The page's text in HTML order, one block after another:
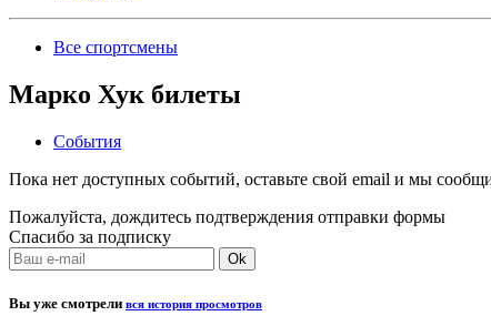
Все спортсмены
Марко Хук билеты
События
Пока нет доступных событий, оставьте свой email и мы
Пожалуйста, дождитесь подтверждения отправки формы
Спасибо за подписку
Вы уже смотрели вся история просмотров